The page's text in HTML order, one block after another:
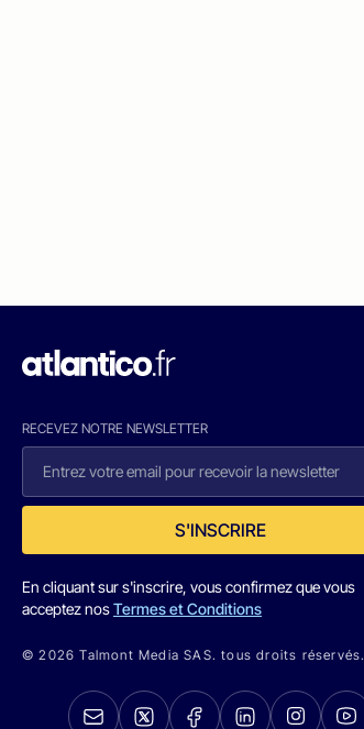
RECEVEZ NOTRE NEWSLETTER
S'INSCRIRE
En cliquant sur s'inscrire, vous confirmez que vous
acceptez nosTermes et Conditions
© 2026 Talmont Media SAS. tous droits réservés.